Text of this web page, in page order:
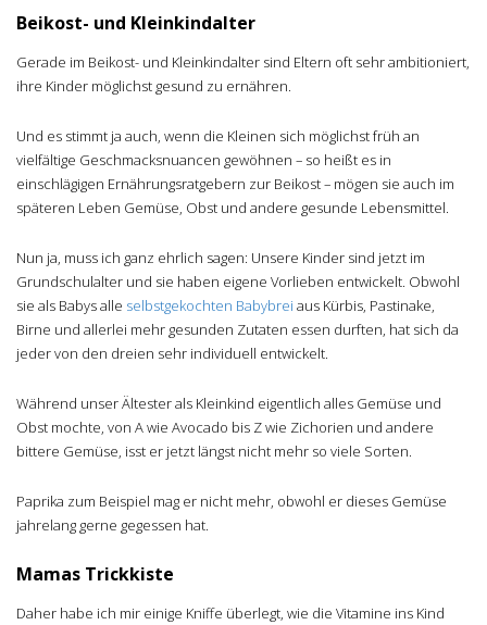
Beikost- und Kleinkindalter
Gerade im Beikost- und Kleinkindalter sind Eltern oft sehr ambitioniert,
ihre Kinder möglichst gesund zu ernähren.
Und es stimmt ja auch, wenn die Kleinen sich möglichst früh an
vielfältige Geschmacksnuancen gewöhnen – so heißt es in
einschlägigen Ernährungsratgebern zur Beikost – mögen sie auch im
späteren Leben Gemüse, Obst und andere gesunde Lebensmittel.
Nun ja, muss ich ganz ehrlich sagen: Unsere Kinder sind jetzt im
Grundschulalter und sie haben eigene Vorlieben entwickelt. Obwohl
sie als Babys alle selbstgekochten Babybrei aus Kürbis, Pastinake,
Birne und allerlei mehr gesunden Zutaten essen durften, hat sich da
jeder von den dreien sehr individuell entwickelt.
Während unser Ältester als Kleinkind eigentlich alles Gemüse und
Obst mochte, von A wie Avocado bis Z wie Zichorien und andere
bittere Gemüse, isst er jetzt längst nicht mehr so viele Sorten.
Paprika zum Beispiel mag er nicht mehr, obwohl er dieses Gemüse
jahrelang gerne gegessen hat.
Mamas Trickkiste
Daher habe ich mir einige Kniffe überlegt, wie die Vitamine ins Kind